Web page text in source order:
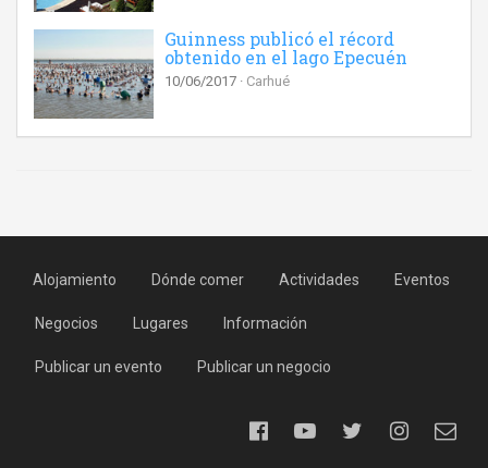
Guinness publicó el récord
obtenido en el lago Epecuén
10/06/2017 Carhué
Alojamiento Dónde comer Actividades Eventos
Negocios Lugares Información
Publicar un evento Publicar un negocio